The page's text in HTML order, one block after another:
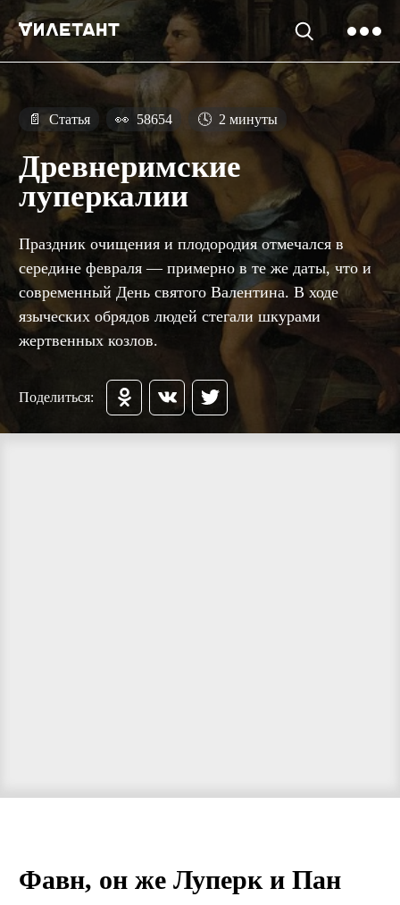
📄 Статья 👀 58654 🕓 2 минуты
Древнеримские
луперкалии
Праздник очищения и плодородия отмечался в
середине февраля — примерно в те же даты, что и
современный День святого Валентина. В ходе
языческих обрядов людей стегали шкурами
жертвенных козлов.
Поделиться:
Фавн, он же Луперк и Пан